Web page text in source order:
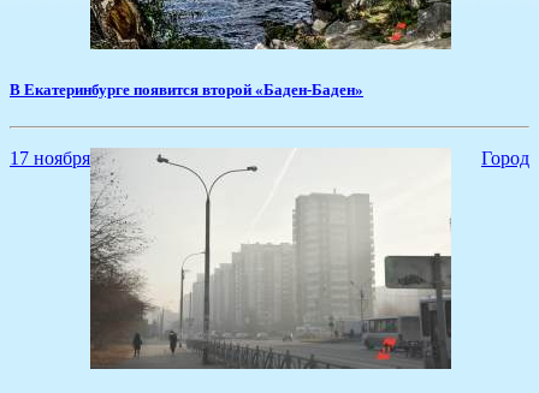
В Екатеринбурге появится второй «Баден-Баден»
17 ноября Город